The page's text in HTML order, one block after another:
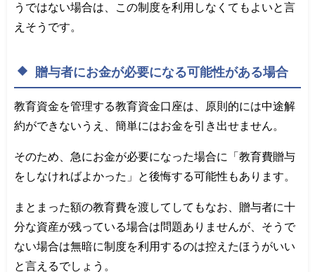
うではない場合は、この制度を利用しなくてもよいと言
えそうです。
贈与者にお金が必要になる可能性がある場合
教育資金を管理する教育資金口座は、原則的には中途解
約ができないうえ、簡単にはお金を引き出せません。
そのため、急にお金が必要になった場合に「教育費贈与
をしなければよかった」と後悔する可能性もあります。
まとまった額の教育費を渡してしてもなお、贈与者に十
分な資産が残っている場合は問題ありませんが、そうで
ない場合は無暗に制度を利用するのは控えたほうがいい
と言えるでしょう。